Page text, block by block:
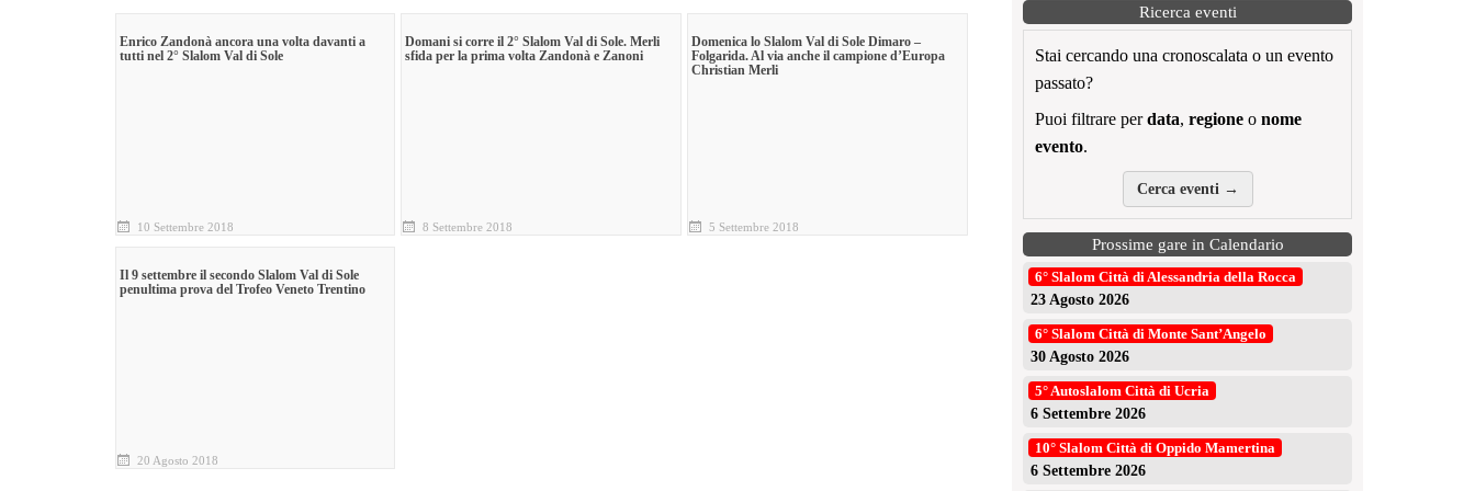
Ricerca eventi
Stai cercando una cronoscalata o un evento
passato?
Puoi filtrare perdata, regione o nome
evento.
Cerca eventi →
Prossime gare in Calendario
6° Slalom Città di Alessandria della Rocca
23 Agosto 2026
6° Slalom Città di Monte Sant’Angelo
30 Agosto 2026
5° Autoslalom Città di Ucria
6 Settembre 2026
10° Slalom Città di Oppido Mamertina
6 Settembre 2026
Enrico Zandonà ancora una volta davanti a
tutti nel 2° Slalom Val di Sole
10 Settembre 2018
Domani si corre il 2° Slalom Val di Sole. Merli
sfida per la prima volta Zandonà e Zanoni
8 Settembre 2018
Domenica lo Slalom Val di Sole Dimaro –
Folgarida. Al via anche il campione d’Europa
Christian Merli
5 Settembre 2018
Il 9 settembre il secondo Slalom Val di Sole
penultima prova del Trofeo Veneto Trentino
20 Agosto 2018